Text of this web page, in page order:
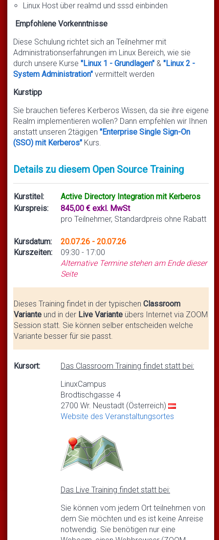
Linux Host über realmd und sssd einbinden
Empfohlene Vorkenntnisse
Diese Schulung richtet sich an Teilnehmer mit
Administrationserfahrungen im Linux Bereich, wie sie
durch unsere Kurse "Linux 1 - Grundlagen" & "Linux 2 -
System Administration" vermittelt werden
Kurstipp
Sie brauchen tieferes Kerberos Wissen, da sie ihre eigene
Realm implementieren wollen? Dann empfehlen wir Ihnen
anstatt unseren 2tägigen "Enterprise Single Sign-On
(SSO) mit Kerberos" Kurs.
Details zu diesem Open Source Training
Kurstitel:
Active Directory Integration mit Kerberos
Kurspreis:
845,00 € exkl. MwSt
pro Teilnehmer, Standardpreis ohne Rabatt
Kursdatum:
Kurszeiten:
20.07.26 - 20.07.26
09:30 - 17:00
Alternative Termine stehen am Ende dieser
Seite
Dieses Training findet in der typischen Classroom
Variante und in der Live Variante übers Internet via ZOOM
Session statt. Sie können selber entscheiden welche
Variante besser für sie passt.
Kursort:
Das Classroom Training findet statt bei:
LinuxCampus
Brodtischgasse 4
2700 Wr. Neustadt (Österreich)
Website des Veranstaltungsortes
Das Live Training findet statt bei:
Sie können vom jedem Ort teilnehmen von
dem Sie möchten und es ist keine Anreise
notwendig. Sie benötigen nur eine